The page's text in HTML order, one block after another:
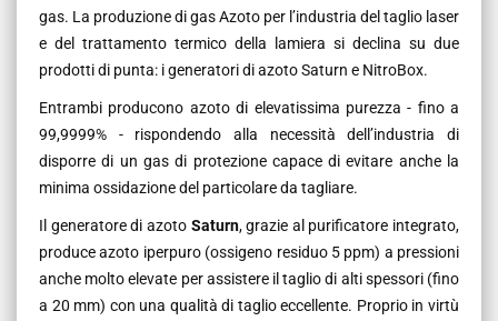
gas. La produzione di gas Azoto per l’industria del taglio laser
e del trattamento termico della lamiera si declina su due
prodotti di punta: i generatori di azoto Saturn e NitroBox.
Entrambi producono azoto di elevatissima purezza - fino a
99,9999% - rispondendo alla necessità dell’industria di
disporre di un gas di protezione capace di evitare anche la
minima ossidazione del particolare da tagliare.
Il generatore di azoto Saturn, grazie al purificatore integrato,
produce azoto iperpuro (ossigeno residuo 5 ppm) a pressioni
anche molto elevate per assistere il taglio di alti spessori (fino
a 20 mm) con una qualità di taglio eccellente. Proprio in virtù